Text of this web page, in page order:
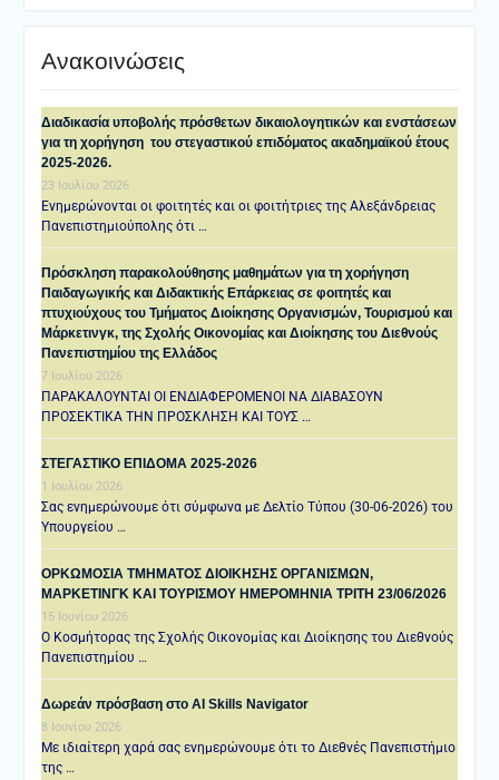
Ανακοινώσεις
Διαδικασία υποβολής πρόσθετων δικαιολογητικών και ενστάσεων
για τη χορήγηση του στεγαστικού επιδόματος ακαδημαϊκού έτους
2025-2026.
23 Ιουλίου 2026
Ενημερώνονται οι φοιτητές και οι φοιτήτριες της Αλεξάνδρειας
Πανεπιστημιούπολης ότι …
Πρόσκληση παρακολούθησης μαθημάτων για τη χορήγηση
Παιδαγωγικής και Διδακτικής Επάρκειας σε φοιτητές και
πτυχιούχους του Τμήματος Διοίκησης Οργανισμών, Τουρισμού και
Μάρκετινγκ, της Σχολής Οικονομίας και Διοίκησης του Διεθνούς
Πανεπιστημίου της Ελλάδος
7 Ιουλίου 2026
ΠΑΡΑΚΑΛΟΥΝΤΑΙ ΟΙ ΕΝΔΙΑΦΕΡΟΜΕΝΟΙ ΝΑ ΔΙΑΒΑΣΟΥΝ
ΠΡΟΣΕΚΤΙΚΑ ΤΗΝ ΠΡΟΣΚΛΗΣΗ ΚΑΙ ΤΟΥΣ …
ΣΤΕΓΑΣΤΙΚΟ ΕΠΙΔΟΜΑ 2025-2026
1 Ιουλίου 2026
Σας ενημερώνουμε ότι σύμφωνα με Δελτίο Τύπου (30-06-2026) του
Υπουργείου …
ΟΡΚΩΜΟΣΙΑ ΤΜΗΜΑΤΟΣ ΔΙΟΙΚΗΣΗΣ ΟΡΓΑΝΙΣΜΩΝ,
ΜΑΡΚΕΤΙΝΓΚ ΚΑΙ ΤΟΥΡΙΣΜΟΥ ΗΜΕΡΟΜΗΝΙΑ TΡΙΤΗ 23/06/2026
15 Ιουνίου 2026
Ο Κοσμήτορας της Σχολής Οικονομίας και Διοίκησης του Διεθνούς
Πανεπιστημίου …
Δωρεάν πρόσβαση στο AI Skills Navigator
8 Ιουνίου 2026
Με ιδιαίτερη χαρά σας ενημερώνουμε ότι το Διεθνές Πανεπιστήμιο
της …